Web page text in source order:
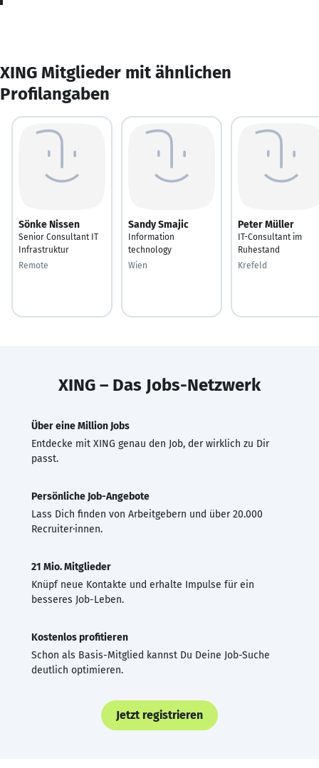
XING Mitglieder mit ähnlichen
Profilangaben
Sönke Nissen
Senior Consultant IT
Infrastruktur
Remote
Sandy Smajic
Information
technology
Wien
Peter Müller
IT-Consultant im
Ruhestand
Krefeld
XING – Das Jobs-Netzwerk
Über eine Million Jobs
Entdecke mit XING genau den Job, der wirklich zu Dir
passt.
Persönliche Job-Angebote
Lass Dich finden von Arbeitgebern und über 20.000
Recruiter·innen.
21 Mio. Mitglieder
Knüpf neue Kontakte und erhalte Impulse für ein
besseres Job-Leben.
Kostenlos profitieren
Schon als Basis-Mitglied kannst Du Deine Job-Suche
deutlich optimieren.
Jetzt registrieren